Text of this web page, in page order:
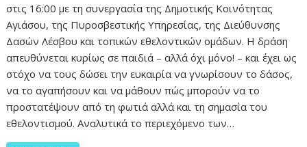
στις 16:00 με τη συνεργασία της Δημοτικής Κοινότητας
Αγιάσου, της Πυροσβεστικής Υπηρεσίας, της Διεύθυνσης
Δασών Λέσβου και τοπικών εθελοντικών ομάδων. Η δράση
απευθύνεται κυρίως σε παιδιά – αλλά όχι μόνο! – και έχει ως
στόχο να τους δώσει την ευκαιρία να γνωρίσουν το δάσος,
να το αγαπήσουν και να μάθουν πώς μπορούν να το
προστατέψουν από τη φωτιά αλλά και τη σημασία του
εθελοντισμού. Αναλυτικά το περιεχόμενο των…